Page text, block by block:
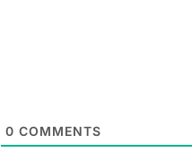
0 COMMENTS